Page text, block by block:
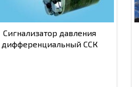
Сигнализатор давления
дифференциальный ССК